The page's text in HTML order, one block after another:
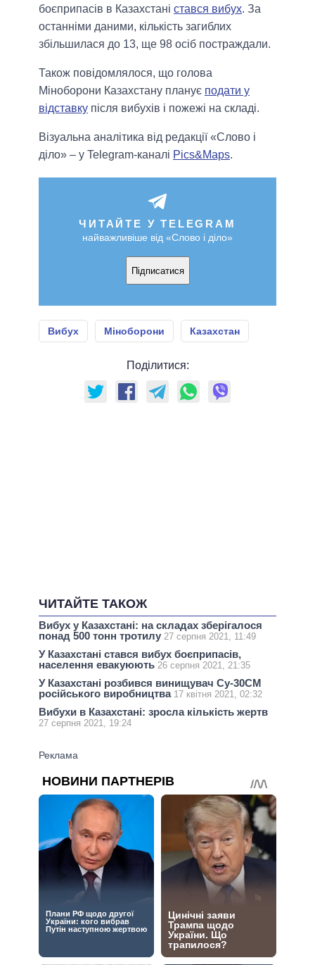
боєприпасів в Казахстані стався вибух. За
останніми даними, кількість загиблих
збільшилася до 13, ще 98 осіб постраждали.
Також повідомлялося, що голова
Міноборони Казахстану планує подати у
відставку після вибухів і пожежі на складі.
Візуальна аналітика від редакції «Слово і
діло» – у Telegram-каналі Pics&Maps.
ЧИТАЙТЕ У TELEGRAM
найважливіше від «Слово і діло»
Підписатися
Вибух Міноборони Казахстан
Поділитися:
ЧИТАЙТЕ ТАКОЖ
Вибух у Казахстані: на складах зберігалося
понад 500 тонн тротилу 27 серпня 2021, 11:49
У Казахстані стався вибух боєприпасів,
населення евакуюють 26 серпня 2021, 21:35
У Казахстані розбився винищувач Су-30СМ
російського виробництва 17 квітня 2021, 02:32
Вибухи в Казахстані: зросла кількість жертв
27 серпня 2021, 19:24